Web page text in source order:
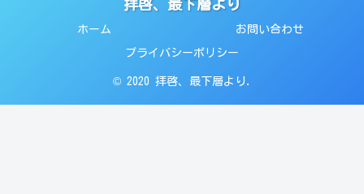
拝啓、最下層より
ホーム お問い合わせ
プライバシーポリシー
© 2020 拝啓、最下層より.